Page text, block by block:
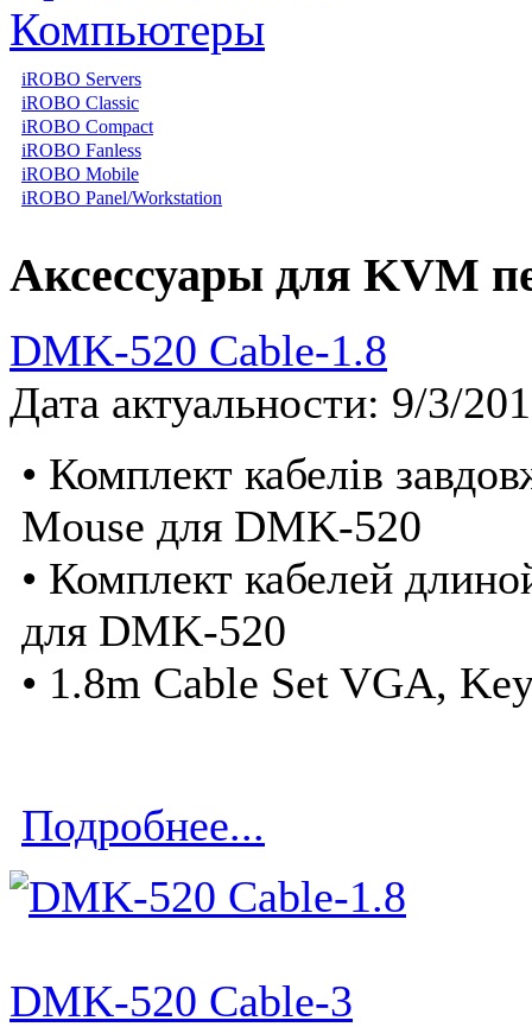
iROBO Servers
iROBO Classic
iROBO Compact
iROBO Fanless
iROBO Mobile
iROBO Panel/Workstation
Аксессуары для KVM
DMK-520 Cable-1.8
Дата актуальности: 9/3/
• Комплект кабелів
Mouse для DMK-520
• Комплект кабелей
для DMK-520
• 1.8m Cable Set VGA,
Подробнее...
DMK-520 Cable-3